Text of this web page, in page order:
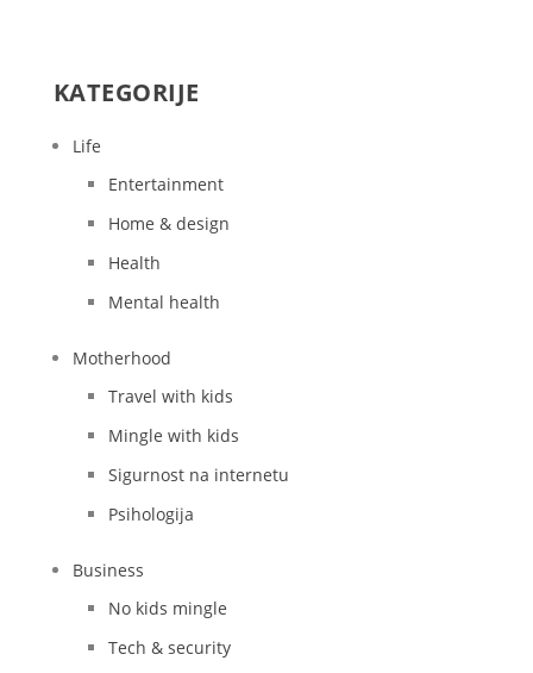
KATEGORIJE
Life
Entertainment
Home & design
Health
Mental health
Motherhood
Travel with kids
Mingle with kids
Sigurnost na internetu
Psihologija
Business
No kids mingle
Tech & security